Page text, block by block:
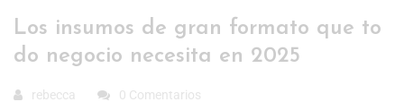
Los insumos de gran formato que to
do negocio necesita en 2025
rebecca 0 Comentarios